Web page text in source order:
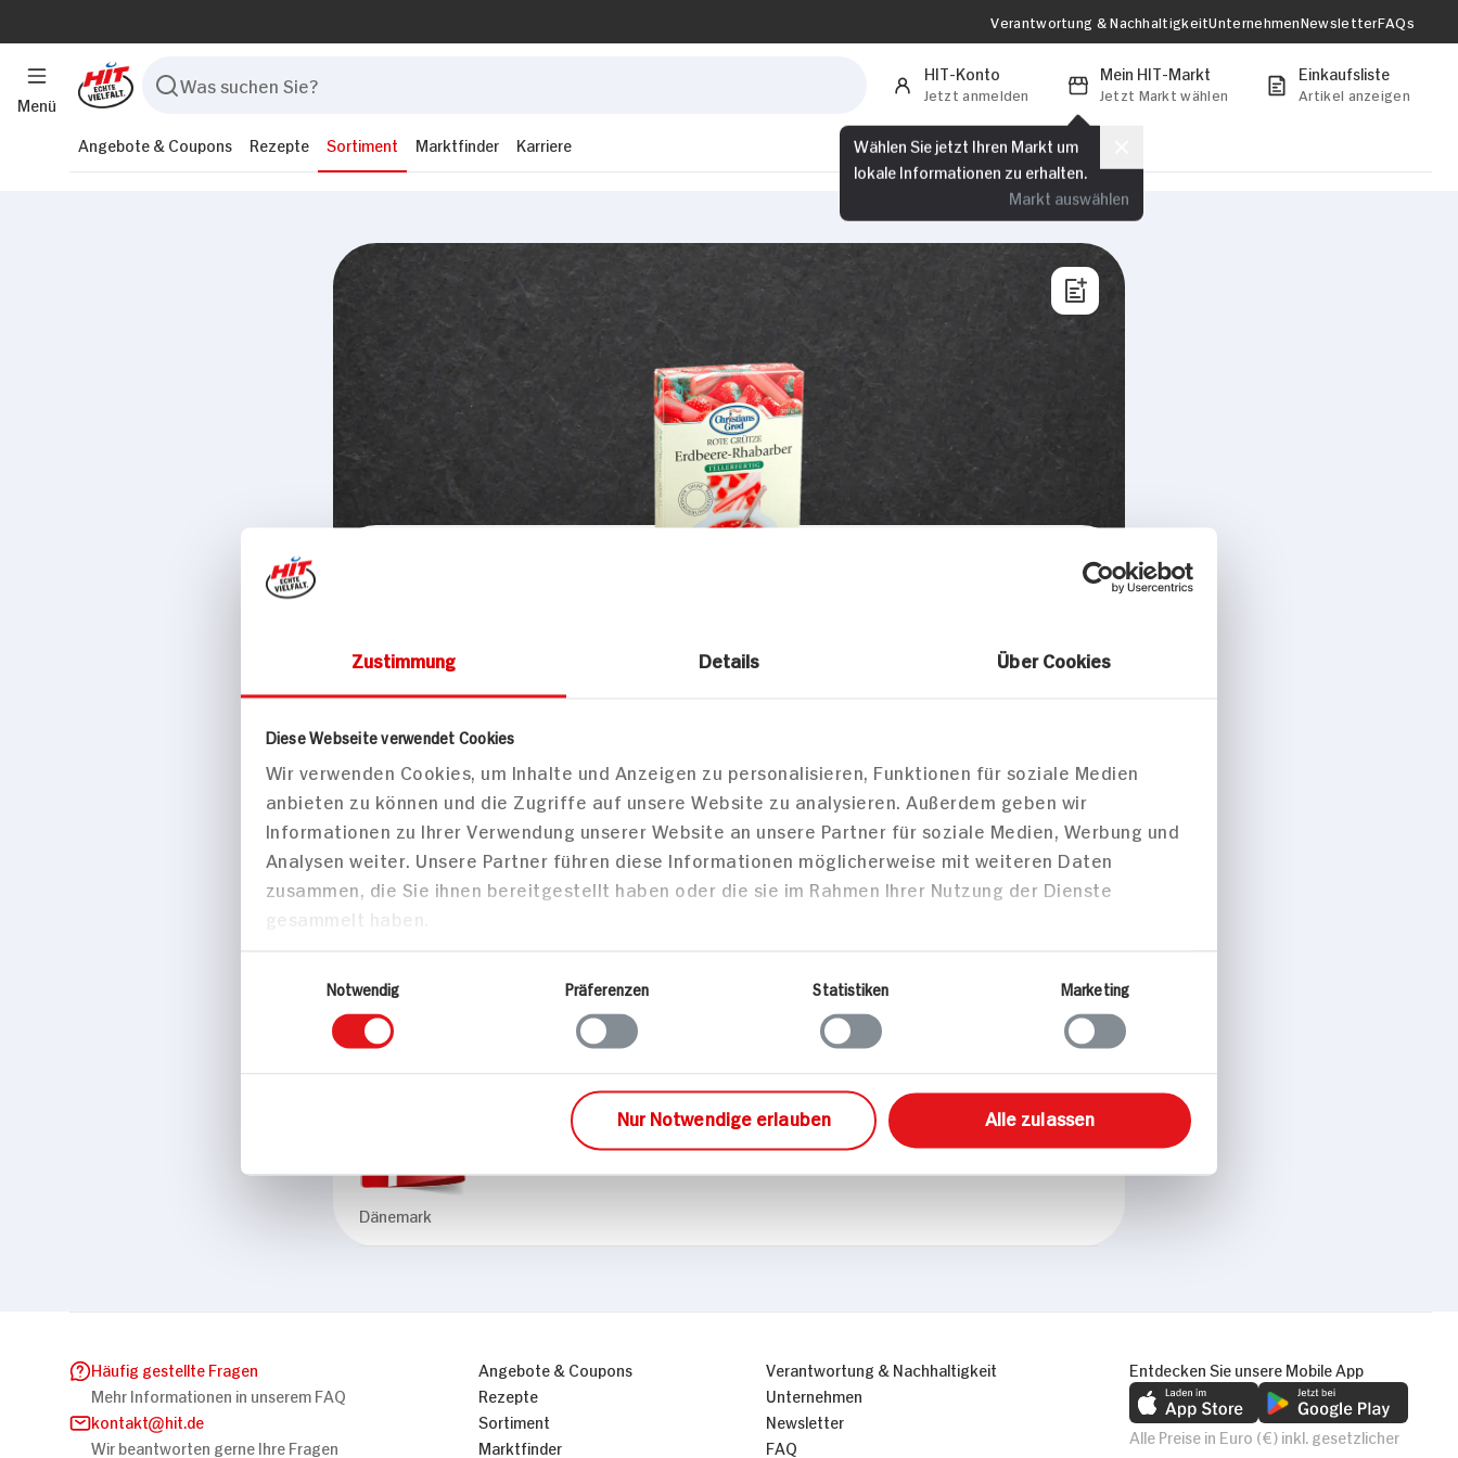
Zustimmung Details Über Cookies
Diese Webseite verwendet Cookies
Wir verwenden Cookies, um Inhalte und Anzeigen zu personalisieren, Funktionen für soziale Medien
anbieten zu können und die Zugriffe auf unsere Website zu analysieren. Außerdem geben wir
Informationen zu Ihrer Verwendung unserer Website an unsere Partner für soziale Medien, Werbung und
Analysen weiter. Unsere Partner führen diese Informationen möglicherweise mit weiteren Daten
zusammen, die Sie ihnen bereitgestellt haben oder die sie im Rahmen Ihrer Nutzung der Dienste
gesammelt haben.
Notwendig
Präferenzen Statistiken Marketing
Nur Notwendige erlauben Alle zulassen
Menü
Verantwortung & NachhaltigkeitUnternehmenNewsletterFAQs
HIT-Konto
Jetzt anmelden
Mein HIT-Markt
Jetzt Markt wählen
Wählen Sie jetzt Ihren Markt um
lokale Informationen zu erhalten.
Markt auswählen
Einkaufsliste
Artikel anzeigen
Angebote & Coupons Rezepte Sortiment Marktfinder Karriere
Christians Grød Dänische Rote Grütze Erdbeer-Rhabarber
500g Packung
Markt finden
Bitte wählen Sie einen Markt aus,
um lokale Informationen zu sehen.
Zum Marktfinder
Marke
Christians Grød
Herkunftsland
Dänemark
Häufig gestellte Fragen
Mehr Informationen in unserem FAQ
kontakt
hit.de
Wir beantworten gerne Ihre Fragen
Angebote & Coupons
Rezepte
Sortiment
Marktfinder
Verantwortung & Nachhaltigkeit
Unternehmen
Newsletter
FAQ
Entdecken Sie unsere Mobile App
Alle Preise in Euro (€) inkl. gesetzlicher